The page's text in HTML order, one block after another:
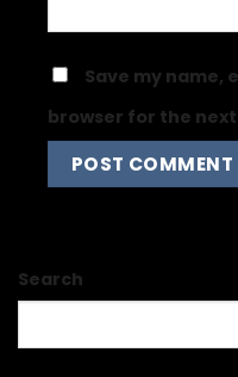
Save my name,
browser for the
Search